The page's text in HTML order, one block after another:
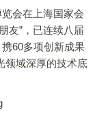
会在上海国家会
友”，已连续八届
60多项创新成果
领域深厚的技术底